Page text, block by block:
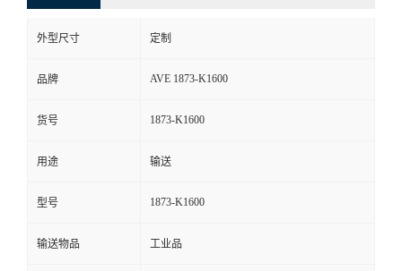
外型尺寸 定制
品牌 AVE 1873-K1600
货号 1873-K1600
用途 输送
型号 1873-K1600
输送物品 工业品